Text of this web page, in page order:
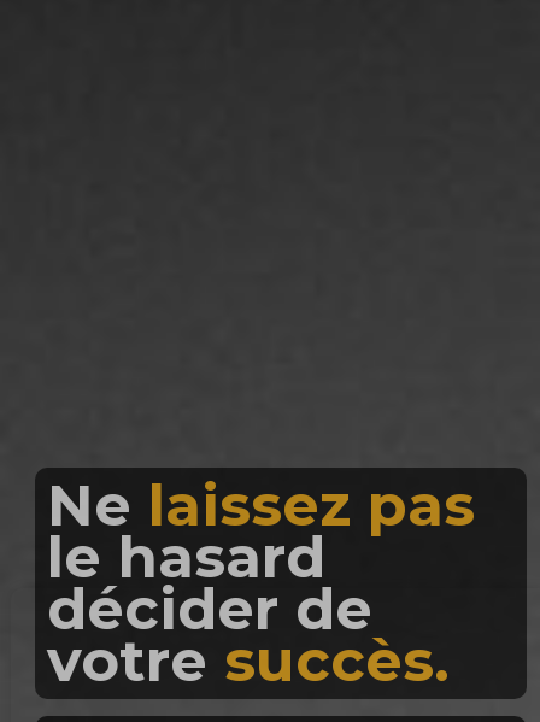
Joueztoutes
vos cartes
êtes
nous aussi.